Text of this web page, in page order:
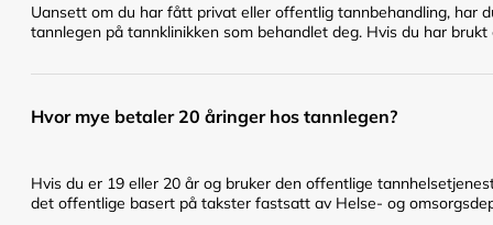
Uansett om du har fått privat eller offentlig tannbehandling, har
tannlegen på tannklinikken som behandlet deg. Hvis du har
Hvor mye betaler 20 åringer hos tannlegen?
Hvis du er 19 eller 20 år og bruker den offentlige
det offentlige basert på takster fastsatt av Helse- og